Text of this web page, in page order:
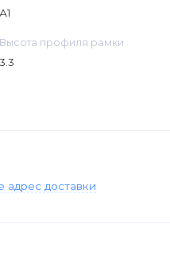
А1
Высота профиля рамки
3.3
адрес доставки